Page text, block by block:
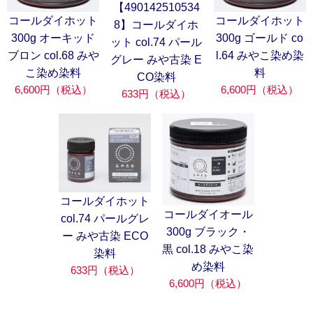
コールダイホット
300g オーキッド
ブロン col.68 みや
こ染め染料
6,600円（税込）
【490142510534
8】コールダイホ
ット col.74 パール
グレー みや古染 E
CO染料
633円（税込）
コールダイホット
300g ゴールド co
l.64 みやこ染め染
料
6,600円（税込）
コールダイホット
col.74 パールグレ
ー みや古染 ECO
染料
633円（税込）
コールダイオール
300g ブラック・
黒 col.18 みやこ染
め染料
6,600円（税込）